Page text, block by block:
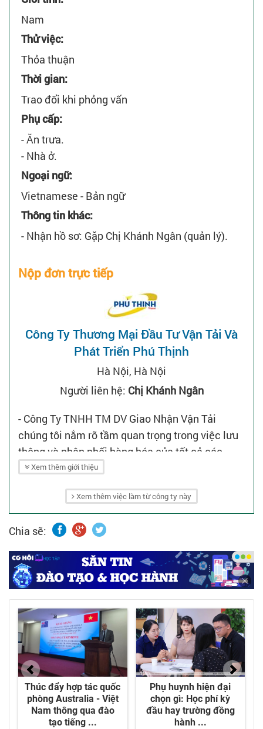
Nam
Thử việc:
Thỏa thuận
Thời gian:
Trao đổi khi phỏng vấn
Phụ cấp:
- Ăn trưa.
- Nhà ở.
Ngoại ngữ:
Vietnamese - Bản ngữ
Thông tin khác:
- Nhận hồ sơ: Gặp Chị Khánh Ngân (quản lý).
Nộp đơn trực tiếp
Công Ty Thương Mại Đầu Tư Vận Tải Và
Phát Triển Phú Thịnh
Hà Nội, Hà Nội
Người liên hệ: Chị Khánh Ngân
- Công Ty TNHH TM DV Giao Nhận Vận Tải
chúng tôi nắm rõ tầm quan trọng trong việc lưu
thông và phân phối hàng hóa của tất cả các
khách hàng trên lãnh thổ Việt Nam.
thiệu sơ lược đến quý khách hàng về tầm nhìn
và mục tiêu chiến lược phát triển kinh doanh
của công ty chúng tôi.
- "Khai sinh ra để phục vụ".
Xem thêm giới thiệu
Xem thêm việc làm từ công ty này
Chia sẽ: